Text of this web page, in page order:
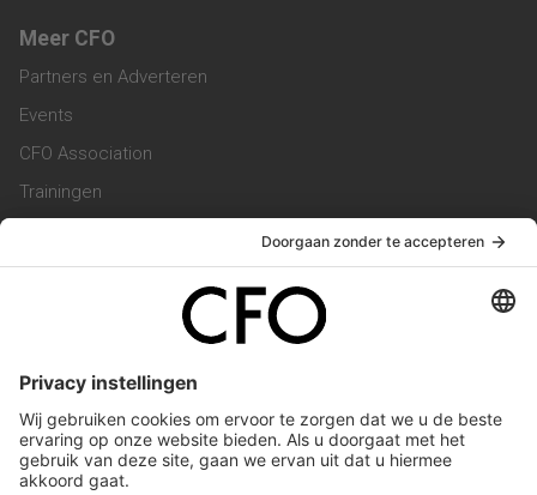
Meer CFO
Partners en Adverteren
Events
CFO Association
Trainingen
Vacatures
Service & Contact
Werken bij ons
Privacy Statement
Algemene Voorwaarden